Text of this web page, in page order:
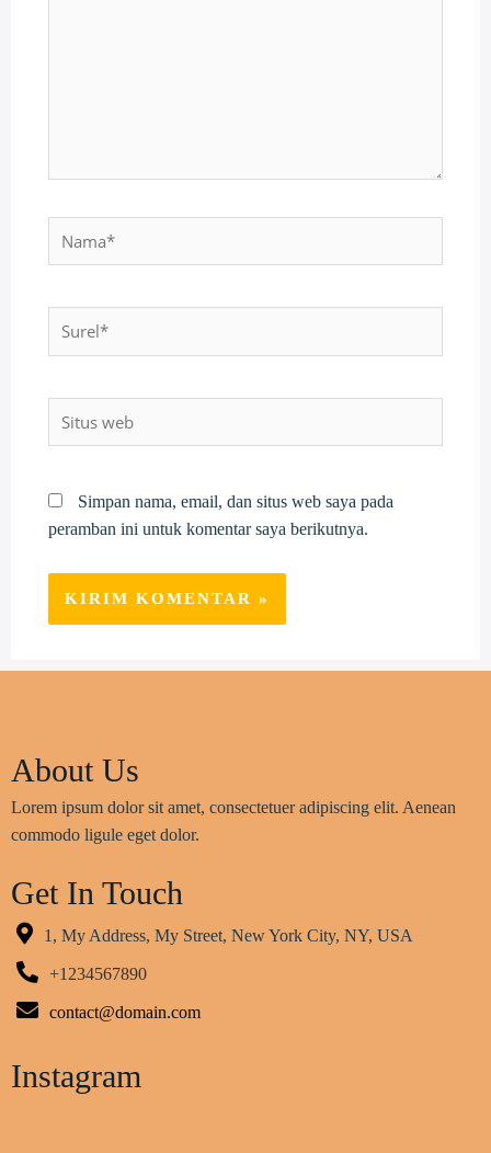
Simpan nama, email, dan situs web saya pada
peramban ini untuk komentar saya berikutnya.
About Us
Lorem ipsum dolor sit amet, consectetuer adipiscing elit. Aenean
commodo ligule eget dolor.
Get In Touch
1, My Address, My Street, New York City, NY, USA
+1234567890
contact@domain.com
Instagram